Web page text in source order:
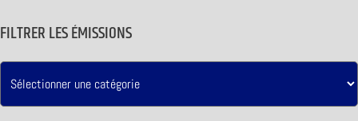
FILTRER LES ÉMISSIONS